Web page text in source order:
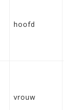
hoofd
vrouw